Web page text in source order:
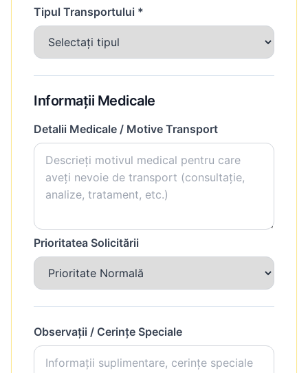
Tipul Transportului *
Informații Medicale
Detalii Medicale / Motive Transport
Prioritatea Solicitării
Observații / Cerințe Speciale